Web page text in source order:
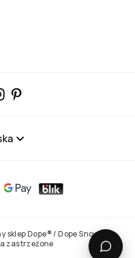
Dope® / Dope Snow®.
zastrzeżone